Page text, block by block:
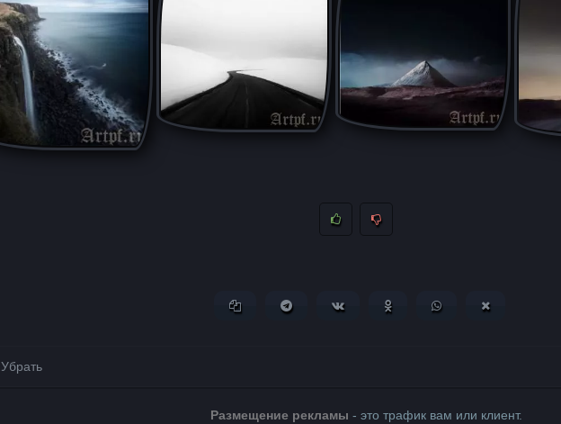
Копировать ссылкуПоделиться в Telegram
Поделиться ВКонтакте
Поделиться вПоделиться в
Убрать
Размещение рекламы - это трафик вам или клиент.